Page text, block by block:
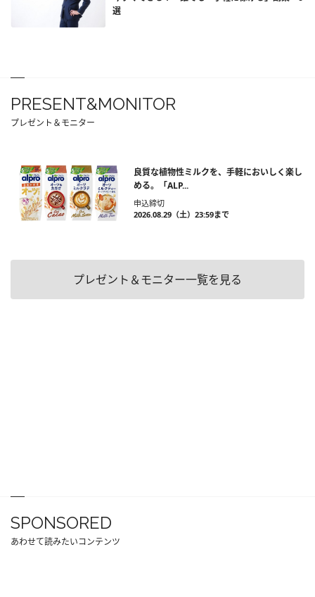
選
PRESENT&MONITOR
プレゼント＆モニター
良質な植物性ミルクを、手軽においしく楽し
める。「ALP...
申込締切
2026.08.29（土）23:59まで
プレゼント＆モニター一覧を見る
SPONSORED
あわせて読みたいコンテンツ